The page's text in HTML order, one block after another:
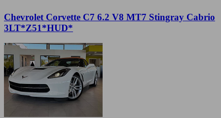
Chevrolet Corvette C7 6.2 V8 MT7 Stingray Cabrio
3LT*Z51*HUD*